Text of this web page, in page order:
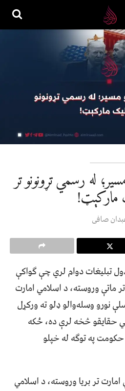
له رسمي تړونونو تر
مارکېټ!
صافی
تبليغات دوام لري چې ګواکې
ماتې وروسته، د اسلامي امارت
نورو وسله‌والو ډلو ته ورکړل
حقايقو څخه لرې ده، ځکه
په توګه له خپلو
تر بريا وروسته، د اسلامي